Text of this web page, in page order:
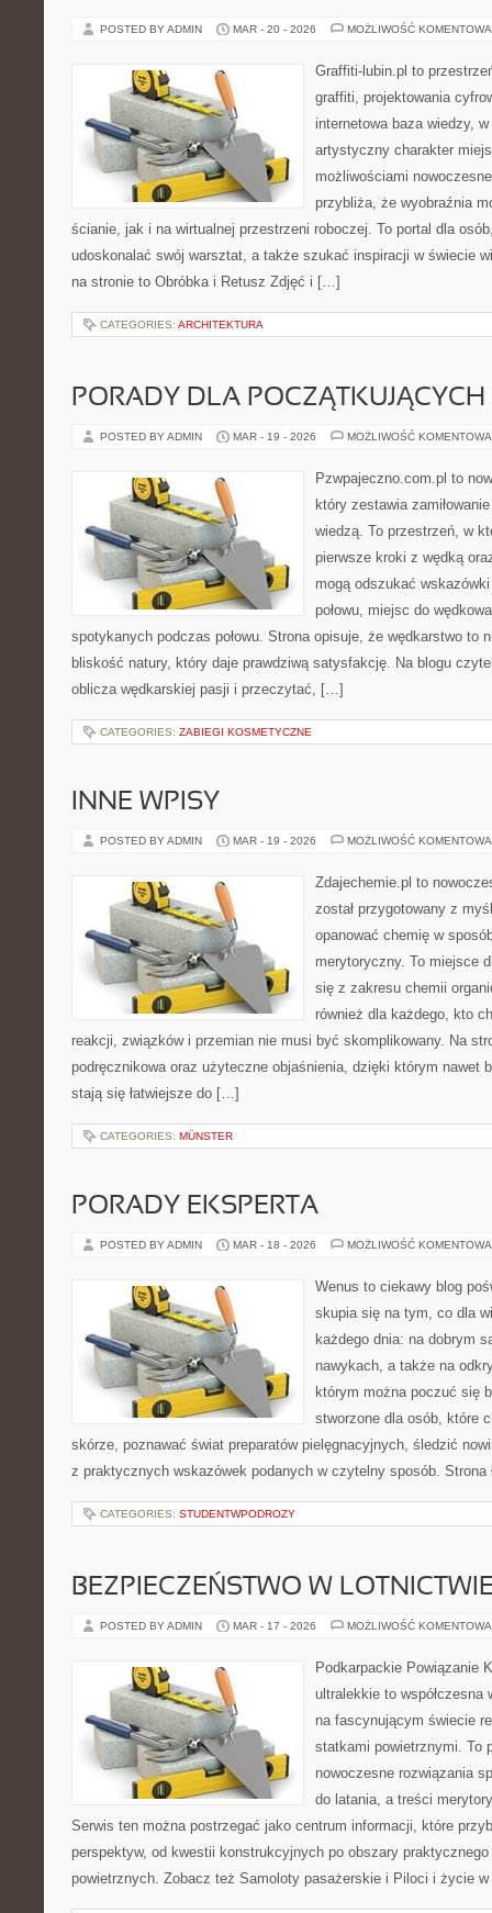
POSTED BY ADMIN MAR - 20 - 2026 MOŻLIWOŚĆ
Graffiti-lubin.pl to
graffiti, projektowania
internetowa baza wiedzy,
artystyczny charakter
możliwościami
przybliża, że wyobraźnia
ścianie, jak i na wirtualnej przestrzeni roboczej. To portal dla
udoskonalać swój warsztat, a także szukać inspiracji w świecie
na stronie to Obróbka i Retusz Zdjęć i […]
CATEGORIES: ARCHITEKTURA
PORADY DLA POCZĄTKUJĄCYCH
POSTED BY ADMIN MAR - 19 - 2026 MOŻLIWOŚĆ
Pzwpajeczno.com.pl to
który zestawia
wiedzą. To przestrzeń, w
pierwsze kroki z wędką
mogą odszukać
połowu, miejsc do
spotykanych podczas połowu. Strona opisuje, że wędkarstwo to
bliskość natury, który daje prawdziwą satysfakcję. Na blogu
oblicza wędkarskiej pasji i przeczytać, […]
CATEGORIES: ZABIEGI KOSMETYCZNE
INNE WPISY
POSTED BY ADMIN MAR - 19 - 2026 MOŻLIWOŚĆ
Zdajechemie.pl to
został przygotowany z
opanować chemię w
merytoryczny. To miejsce
się z zakresu chemii
również dla każdego, kto
reakcji, związków i przemian nie musi być skomplikowany. Na
podręcznikowa oraz użyteczne objaśnienia, dzięki którym nawet
stają się łatwiejsze do […]
CATEGORIES: MÜNSTER
PORADY EKSPERTA
POSTED BY ADMIN MAR - 18 - 2026 MOŻLIWOŚĆ
Wenus to ciekawy blog
skupia się na tym, co dla
każdego dnia: na dobrym
nawykach, a także na
którym można poczuć się
stworzone dla osób, które
skórze, poznawać świat preparatów pielęgnacyjnych, śledzić
z praktycznych wskazówek podanych w czytelny sposób.
CATEGORIES: STUDENTWPODROZY
BEZPIECZEŃSTWO W
POSTED BY ADMIN MAR - 17 - 2026 MOŻLIWOŚĆ
Podkarpackie Powiązanie
ultralekkie to
na fascynującym świecie
statkami powietrznymi. To
nowoczesne rozwiązania
do latania, a treści
Serwis ten można postrzegać jako centrum informacji, które
perspektyw, od kwestii konstrukcyjnych po obszary
powietrznych. Zobacz też Samoloty pasażerskie i Piloci i życie